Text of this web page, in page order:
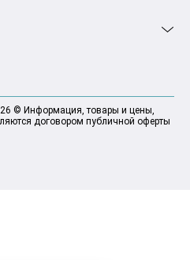
© Информация, товары и цены,
договором публичной оферты